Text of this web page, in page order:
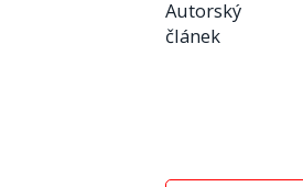
Autorský
článek